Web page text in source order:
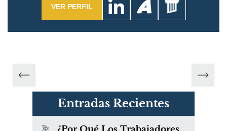
VER PERFIL
Entradas Recientes